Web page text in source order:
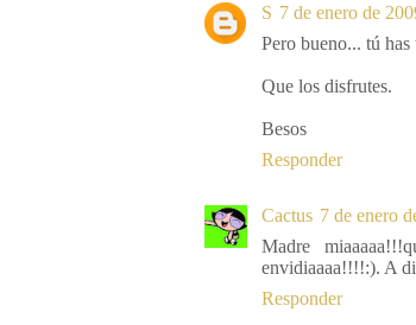
S 7 de enero de
Pero bueno... tú
Que los disfrutes.
Besos
Responder
Cactus 7 de enero
Madre
envidiaaaa!!!!:). A
Responder